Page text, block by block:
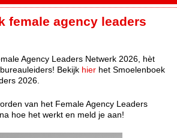
female agency leaders
Agency Leaders Netwerk 2026, hèt
Bekijk hier het Smoelenboek
2026.
van het Female Agency Leaders
na hoe het werkt en meld je aan!